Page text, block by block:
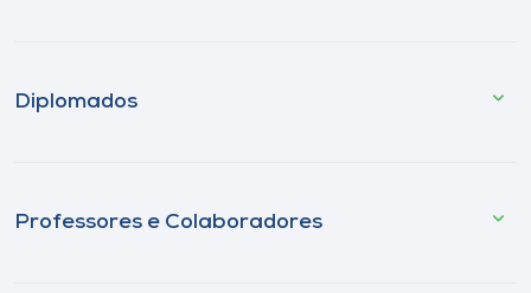
Diplomados
Professores e Colaboradores